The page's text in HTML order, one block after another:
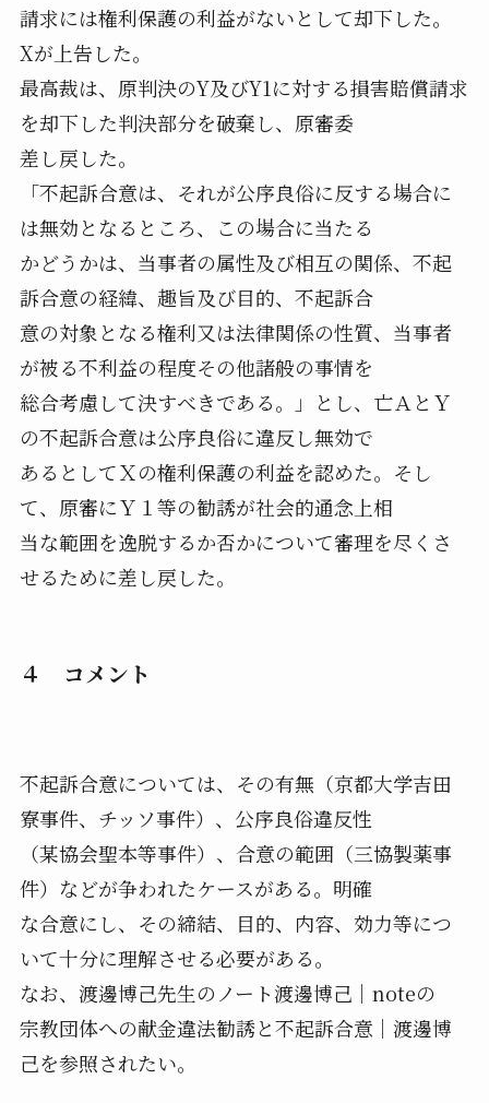
請求には権利保護の利益がないとして却下した。
Xが上告した。
最高裁は、原判決のY及びY1に対する損害賠償請求
を却下した判決部分を破棄し、原審委
差し戻した。
「不起訴合意は、それが公序良俗に反する場合に
は無効となるところ、この場合に当たる
かどうかは、当事者の属性及び相互の関係、不起
訴合意の経緯、趣旨及び目的、不起訴合
意の対象となる権利又は法律関係の性質、当事者
が被る不利益の程度その他諸般の事情を
総合考慮して決すべきである。」とし、亡ＡとＹ
の不起訴合意は公序良俗に違反し無効で
あるとしてＸの権利保護の利益を認めた。そし
て、原審にＹ１等の勧誘が社会的通念上相
当な範囲を逸脱するか否かについて審理を尽くさ
せるために差し戻した。
４ コメント
不起訴合意については、その有無（京都大学吉田
寮事件、チッソ事件）、公序良俗違反性
（某協会聖本等事件）、合意の範囲（三協製薬事
件）などが争われたケースがある。明確
な合意にし、その締結、目的、内容、効力等につ
いて十分に理解させる必要がある。
なお、渡邊博己先生のノート渡邊博己｜noteの
宗教団体への献金違法勧誘と不起訴合意｜渡邊博
己を参照されたい。